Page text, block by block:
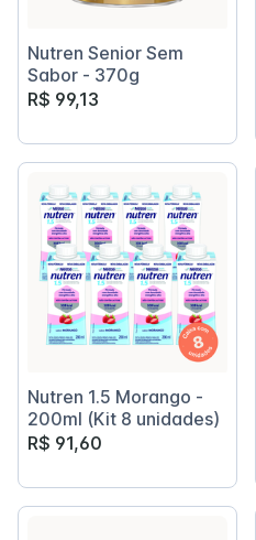
Nutren Senior Sem
Sabor - 370g
R$ 99,13
Nutren 1.5 Morango -
200ml (Kit 8 unidades)
R$ 91,60